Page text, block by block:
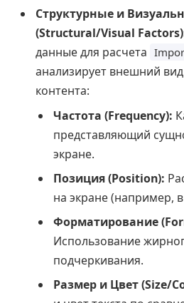
Структурные и
(Structural/Visual
данные для расчета
анализирует внешний
контента:
Частота (Frequency):
представляющий
экране.
Позиция (Position):
на экране (например,
Форматирование
Использование
подчеркивания.
Размер и Цвет (Size/